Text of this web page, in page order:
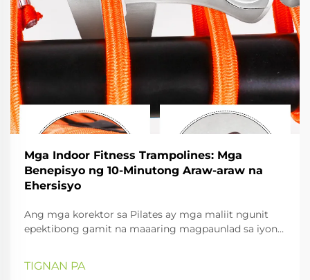
Mga Indoor Fitness Trampolines: Mga
Benepisyo ng 10-Minutong Araw-araw na
Ehersisyo
Ang mga korektor sa Pilates ay mga maliit ngunit
epektibong gamit na maaaring magpaunlad sa iyong
Sa gabay na ito, titingnan natin ang iba't ibang uri ng
TIGNAN PA